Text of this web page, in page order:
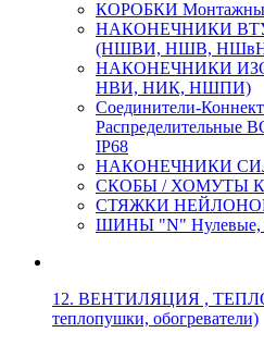
КОРОБКИ Монтажные,
НАКОНЕЧНИКИ
(НШВИ, НШВ,
НАКОНЕЧНИКИ
НВИ, НИК, НШПИ)
Соединители-
IP68
НАКОНЕЧНИКИ
СКОБЫ / ХОМУТЫ
СТЯЖКИ
ШИНЫ "N" Нулевые,
12. ВЕНТИЛЯЦИЯ ,
теплопушки, обогреватели)